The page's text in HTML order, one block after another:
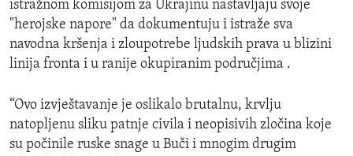
istražnom komisijom za Ukrajinu nastavljaju svoje
"herojske napore" da dokumentuju i istraže sva
navodna kršenja i zloupotrebe ljudskih prava u blizini
linija fronta i u ranije okupiranim područjima .
“Ovo izvještavanje je oslikalo brutalnu, krvlju
natopljenu sliku patnje civila i neopisivih zločina koje
su počinile ruske snage u Buči i mnogim drugim